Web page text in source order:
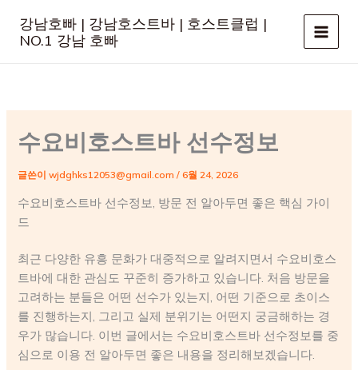
강남호빠 | 강남호스트바 | 호스트클럽 |
NO.1 강남 호빠
수요비호스트바 선수정보
글쓴이wjdghks12053@gmail.com/6월 24, 2026
수요비호스트바 선수정보, 방문 전 알아두면 좋은 핵심 가이
드
최근 다양한 유흥 문화가 대중적으로 알려지면서 수요비호스
트바에 대한 관심도 꾸준히 증가하고 있습니다. 처음 방문을
고려하는 분들은 어떤 선수가 있는지, 어떤 기준으로 초이스
를 진행하는지, 그리고 실제 분위기는 어떤지 궁금해하는 경
우가 많습니다. 이번 글에서는 수요비호스트바 선수정보를 중
심으로 이용 전 알아두면 좋은 내용을 정리해보겠습니다.